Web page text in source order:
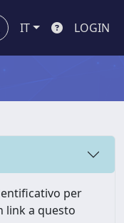
IT LOGIN
per
link a questo